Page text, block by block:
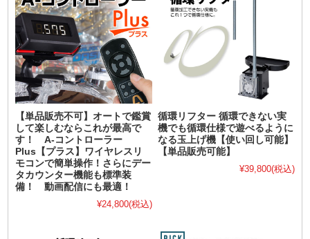
【単品販売不可】オートで鑑賞
して楽しむならこれが最高で
す！ A-コントローラー
Plus【プラス】ワイヤレスリ
モコンで簡単操作！さらにデー
タカウンター機能も標準装
備！ 動画配信にも最適！
¥24,800(税込)
循環リフター 循環できない実
機でも循環仕様で遊べるように
なる玉上げ機【使い回し可能】
【単品販売可能】
¥39,800(税込)